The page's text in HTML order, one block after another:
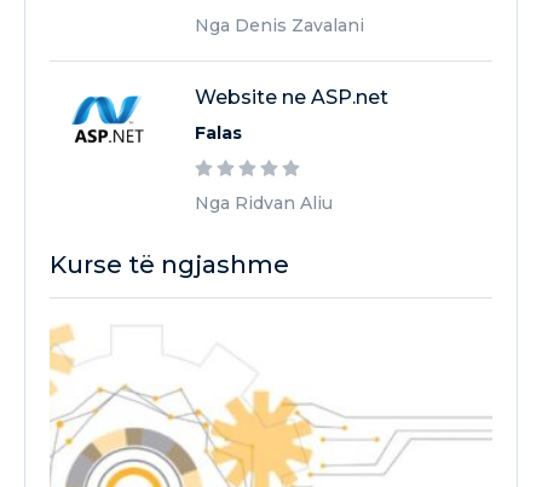
Kurse të ngjashme
Nga Denis Zavalani
Website ne ASP.net
Falas
Nga Ridvan Aliu